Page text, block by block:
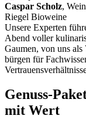
Caspar Scholz,
Riegel Bioweine
Unsere Experten
Abend voller
Gaumen, von uns
bürgen für
Genuss-
mit Wert